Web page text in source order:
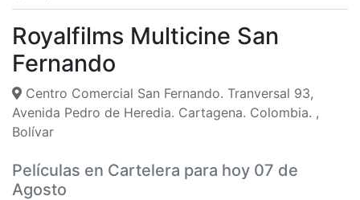
Royalfilms Multicine San
Fernando
Centro Comercial San Fernando. Tranversal 93,
Avenida Pedro de Heredia. Cartagena. Colombia. ,
Bolívar
Películas en Cartelera para hoy 07 de
Agosto